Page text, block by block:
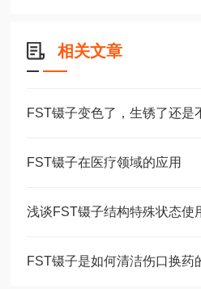
相关文章
FST镊子变色了，生锈了还是
FST镊子在医疗领域的应用
浅谈FST镊子结构特殊状态使
FST镊子是如何清洁伤口换药